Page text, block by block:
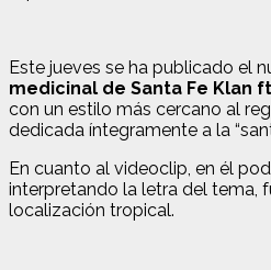
Este jueves se ha publicado el
medicinal de Santa Fe Klan
con un estilo más cercano al
dedicada íntegramente a la
En cuanto al videoclip, en él
interpretando la letra del tema,
localización tropical.